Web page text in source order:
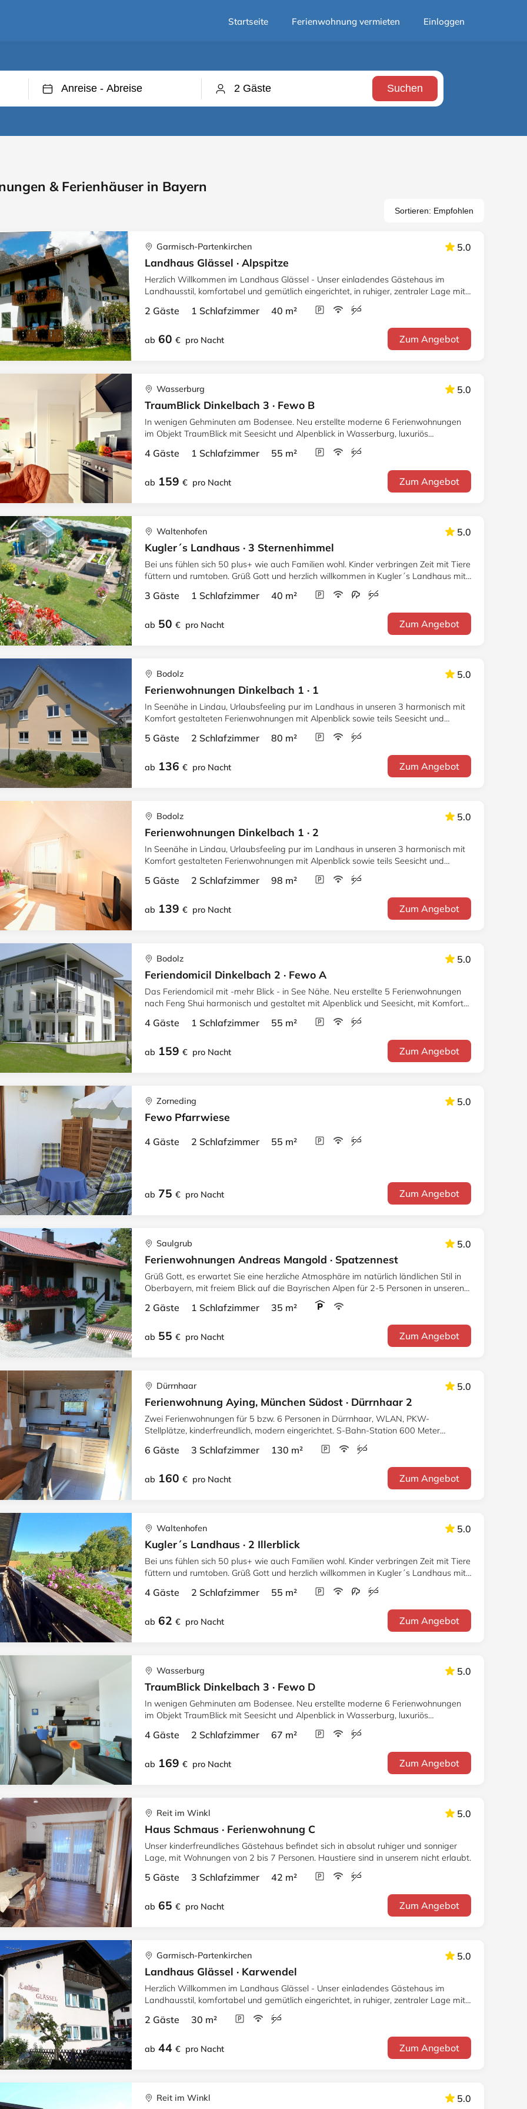
Startseite Ferienwohnung vermieten Einloggen
Suchen
& Ferienhäuser in Bayern
Sortieren: Empfohlen
Garmisch-Partenkirchen 5.0
Landhaus Glässel · Alpspitze
Herzlich Willkommen im Landhaus Glässel - Unser einladendes Gästehaus im
Landhausstil, komfortabel und gemütlich eingerichtet, in ruhiger, zentraler Lage mit
2 Gäste 1 Schlafzimmer 40 m²
ab 60 € pro Nacht Zum Angebot
Wasserburg 5.0
TraumBlick Dinkelbach 3 · Fewo B
In wenigen Gehminuten am Bodensee. Neu erstellte moderne 6 Ferienwohnungen
im Objekt TraumBlick mit Seesicht und Alpenblick in Wasserburg, luxuriös
4 Gäste 1 Schlafzimmer 55 m²
ab 159 € pro Nacht Zum Angebot
Waltenhofen 5.0
Kugler´s Landhaus · 3 Sternenhimmel
Bei uns fühlen sich 50 plus+ wie auch Familien wohl. Kinder verbringen Zeit mit Tiere
füttern und rumtoben. Grüß Gott und herzlich willkommen in Kugler´s Landhaus mit
3 Gäste 1 Schlafzimmer 40 m²
ab 50 € pro Nacht Zum Angebot
Bodolz 5.0
Ferienwohnungen Dinkelbach 1 · 1
In Seenähe in Lindau, Urlaubsfeeling pur im Landhaus in unseren 3 harmonisch mit
Komfort gestalteten Ferienwohnungen mit Alpenblick sowie teils Seesicht und
5 Gäste 2 Schlafzimmer 80 m²
ab 136 € pro Nacht Zum Angebot
Bodolz 5.0
Ferienwohnungen Dinkelbach 1 · 2
In Seenähe in Lindau, Urlaubsfeeling pur im Landhaus in unseren 3 harmonisch mit
Komfort gestalteten Ferienwohnungen mit Alpenblick sowie teils Seesicht und
5 Gäste 2 Schlafzimmer 98 m²
ab 139 € pro Nacht Zum Angebot
Bodolz 5.0
Feriendomicil Dinkelbach 2 · Fewo A
Das Feriendomicil mit -mehr Blick - in See Nähe. Neu erstellte 5 Ferienwohnungen
nach Feng Shui harmonisch und gestaltet mit Alpenblick und Seesicht, mit Komfort
4 Gäste 1 Schlafzimmer 55 m²
ab 159 € pro Nacht Zum Angebot
Zorneding 5.0
Fewo Pfarrwiese
4 Gäste 2 Schlafzimmer 55 m²
ab 75 € pro Nacht Zum Angebot
Saulgrub 5.0
Ferienwohnungen Andreas Mangold · Spatzennest
Grüß Gott, es erwartet Sie eine herzliche Atmosphäre im natürlich ländlichen Stil in
Oberbayern, mit freiem Blick auf die Bayrischen Alpen für 2-5 Personen in unseren
2 Gäste 1 Schlafzimmer 35 m²
ab 55 € pro Nacht Zum Angebot
Dürrnhaar 5.0
Ferienwohnung Aying, München Südost · Dürrnhaar 2
Zwei Ferienwohnungen für 5 bzw. 6 Personen in Dürrnhaar, WLAN, PKW-
Stellplätze, kinderfreundlich, modern eingerichtet. S-Bahn-Station 600 Meter
6 Gäste 3 Schlafzimmer 130 m²
ab 160 € pro Nacht Zum Angebot
Waltenhofen 5.0
Kugler´s Landhaus · 2 Illerblick
Bei uns fühlen sich 50 plus+ wie auch Familien wohl. Kinder verbringen Zeit mit Tiere
füttern und rumtoben. Grüß Gott und herzlich willkommen in Kugler´s Landhaus mit
4 Gäste 2 Schlafzimmer 55 m²
ab 62 € pro Nacht Zum Angebot
Wasserburg 5.0
TraumBlick Dinkelbach 3 · Fewo D
In wenigen Gehminuten am Bodensee. Neu erstellte moderne 6 Ferienwohnungen
im Objekt TraumBlick mit Seesicht und Alpenblick in Wasserburg, luxuriös
4 Gäste 2 Schlafzimmer 67 m²
ab 169 € pro Nacht Zum Angebot
Reit im Winkl 5.0
Haus Schmaus · Ferienwohnung C
Unser kinderfreundliches Gästehaus befindet sich in absolut ruhiger und sonniger
Lage, mit Wohnungen von 2 bis 7 Personen. Haustiere sind in unserem nicht erlaubt.
5 Gäste 3 Schlafzimmer 42 m²
ab 65 € pro Nacht Zum Angebot
Garmisch-Partenkirchen 5.0
Landhaus Glässel · Karwendel
Herzlich Willkommen im Landhaus Glässel - Unser einladendes Gästehaus im
Landhausstil, komfortabel und gemütlich eingerichtet, in ruhiger, zentraler Lage mit
2 Gäste 30 m²
ab 44 € pro Nacht Zum Angebot
Reit im Winkl 5.0